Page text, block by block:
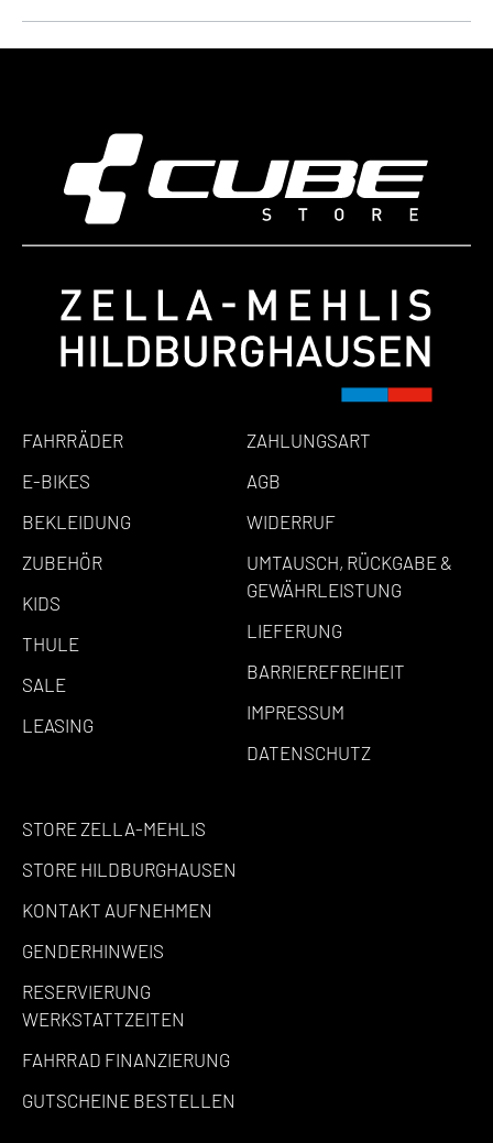
FAHRRÄDER
E-BIKES
BEKLEIDUNG
ZUBEHÖR
KIDS
THULE
SALE
LEASING
ZAHLUNGSART
AGB
WIDERRUF
UMTAUSCH, RÜCKGABE &
GEWÄHRLEISTUNG
LIEFERUNG
BARRIEREFREIHEIT
IMPRESSUM
DATENSCHUTZ
STORE ZELLA-MEHLIS
STORE HILDBURGHAUSEN
KONTAKT AUFNEHMEN
GENDERHINWEIS
RESERVIERUNG
WERKSTATTZEITEN
FAHRRAD FINANZIERUNG
GUTSCHEINE BESTELLEN